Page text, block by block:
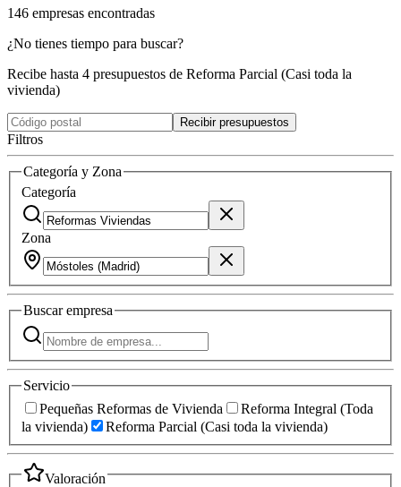
146 empresas encontradas
¿No tienes tiempo para buscar?
Recibe hasta 4 presupuestos de Reforma Parcial (Casi toda la
vivienda)
Recibir presupuestos
Filtros
Categoría y Zona
Categoría
Zona
Buscarempresa
Servicio
Pequeñas Reformas de Vivienda
Reforma Integral (Toda
la vivienda)
Reforma Parcial (Casi toda la vivienda)
Valoración